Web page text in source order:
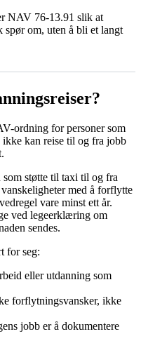
NAV 76-13.91 slik at
om, uten å bli et langt
ordning for personer som
kan reise til og fra jobb
støtte til taxi til og fra
med å forflytte
vare minst ett år.
ved legeerklæring om
sendes.
for seg:
eller utdanning som
forflytningsvansker, ikke
jobb er å dokumentere